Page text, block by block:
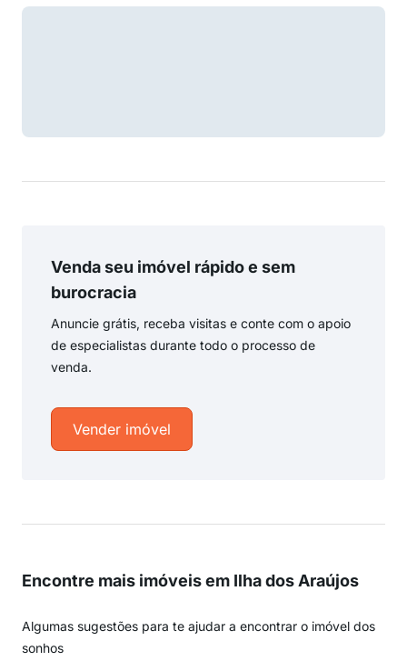
Venda seu imóvel rápido e sem
burocracia
Anuncie grátis, receba visitas e conte com o apoio
de especialistas durante todo o processo de
venda.
Vender imóvel
Encontre mais imóveis em Ilha dos Araújos
Algumas sugestões para te ajudar a encontrar o imóvel dos
sonhos